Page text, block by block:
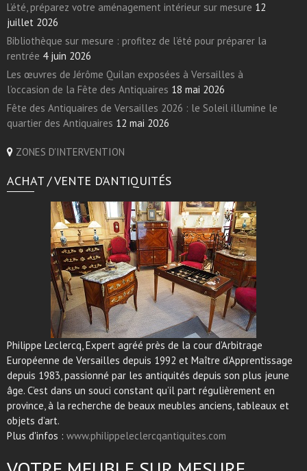
L’été, préparez votre aménagement intérieur sur mesure 12
juillet 2026
Bibliothèque sur mesure : profitez de l’été pour préparer la
rentrée 4 juin 2026
Les œuvres de Jérôme Quilan exposées à Versailles à
l’occasion de la Fête des Antiquaires 18 mai 2026
Fête des Antiquaires de Versailles 2026 : le Soleil illumine le
quartier des Antiquaires 12 mai 2026
ZONES D'INTERVENTION
ACHAT / VENTE D’ANTIQUITÉS
Philippe Leclercq, Expert agréé près de la cour d’Arbitrage
Européenne de Versailles depuis 1992 et Maître d’Apprentissage
depuis 1983, passionné par les antiquités depuis son plus jeune
âge. C’est dans un souci constant qu’il part régulièrement en
province, à la recherche de beaux meubles anciens, tableaux et
objets d’art.
Plus d'infos : www.philippeleclercqantiquites.com